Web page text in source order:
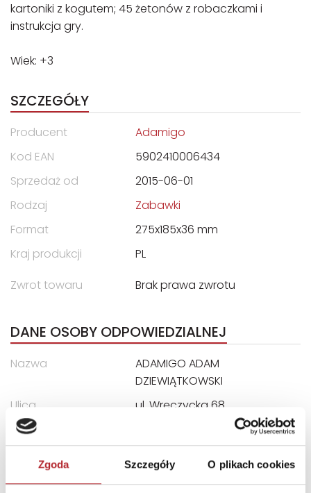
Zgoda Szczegóły O plikach cookies
kartoniki z kogutem; 45 żetonów z robaczkami i
instrukcja gry.
Wiek: +3
SZCZEGÓŁY
Producent
Adamigo
Kod EAN
5902410006434
Sprzedaż od
2015-06-01
Rodzaj
Zabawki
Format
275x185x36 mm
Kraj produkcji
PL
Zwrot towaru
Brak prawa zwrotu
DANE OSOBY ODPOWIEDZIALNEJ
Nazwa
ADAMIGO ADAM
DZIEWIĄTKOWSKI
Ulica
ul. Wręczycka 68
Kod pocztowy